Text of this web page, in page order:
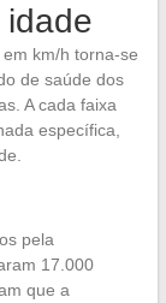
km/h torna-se
de saúde dos
A cada faixa
específica,
pela
17.000
que a